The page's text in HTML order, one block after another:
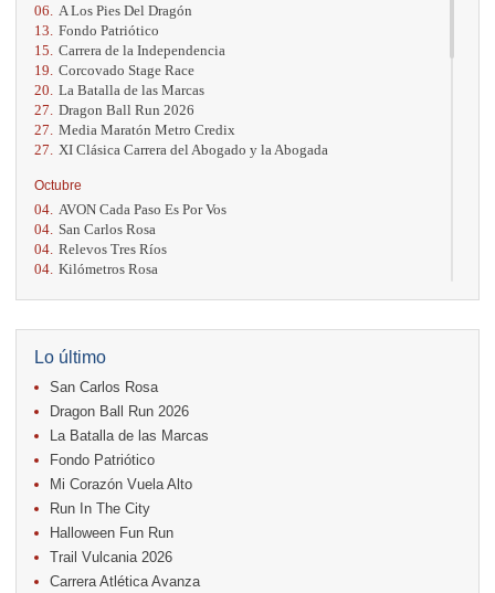
06.
A Los Pies Del Dragón
13. Fondo Patriótico
15. Carrera de la Independencia
19. Corcovado Stage Race
20. La Batalla de las Marcas
27. Dragon Ball Run 2026
27. Media Maratón Metro Credix
27.
XI Clásica Carrera del Abogado y la Abogada
Octubre
04. AVON Cada Paso Es Por Vos
04. San Carlos Rosa
04. Relevos Tres Ríos
04. Kilómetros Rosa
18. Casa Turire Trail Run
18.
Warriors Run Circuit
18. Samsung Jacó Beach Half Marathon 2026
25. KRun by Under Armour
25. Run Alajuela
31.
Halloween Fun Run
Noviembre
08. Lindora Run
15. Entre Pan y Rosas
Diciembre
Trail Vulcania 2026
12. Media Maratón Puntarenas 2026
Lo último
San Carlos Rosa
Dragon Ball Run 2026
La Batalla de las Marcas
Fondo Patriótico
Mi Corazón Vuela Alto
Run In The City
Halloween Fun Run
Trail Vulcania 2026
Carrera Atlética Avanza